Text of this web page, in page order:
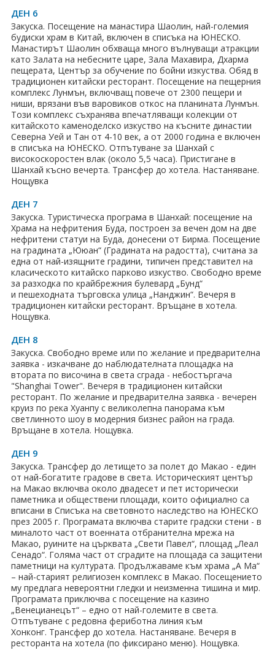
ДЕН 6
Закуска. Посещение на манастира Шаолин, най-големия
будиски храм в Китай, включен в списъка на ЮНЕСКО.
Манастирът Шаолин обхваща много вълнуващи атракции
като Залата на небесните царе, Зала Махавира, Дхарма
пещерата, Център за обучение по бойни изкуства. Обяд в
традиционен китайски ресторант. Посещение на пещерния
комплекс Лунмън, включващ повече от 2300 пещери и
ниши, врязани във варовиков откос на планината Лунмън.
Този комплекс съхранява впечатляващи колекции от
китайското каменоделско изкуство на късните династии
Северна Уей и Тан от 4-10 век, а от 2000 година е включен
в списъка на ЮНЕСКО. Отпътуване за Шанхай с
високоскоростен влак (около 5,5 часа). Пристигане в
Шанхай късно вечерта. Трансфер до хотела. Настаняване.
Нощувка
ДЕН 7
Закуска. Туристическа програма в Шанхай: посещение на
Храма на нефритения Буда, построен за вечен дом на две
нефритени статуи на Буда, донесени от Бирма. Посещение
на градината „Ююан“ (Градината на радостта), считана за
една от най-изящните градини, типичен представител на
класическото китайско парково изкуство. Свободно време
за разходка по крайбрежния булевард „Бунд“
и пешеходната търговска улица „Нaнджин“. Вечеря в
традиционен китайски ресторант. Връщане в хотела.
Нощувка.
ДЕН 8
Закуска. Свободно време или по желание и предварителна
заявка - изкачване до наблюдателната площадка на
втората по височина в света сграда - небостъргача
"Shanghai Tower". Вечеря в традиционен китайски
ресторант. По желание и предварителна заявка - вечерен
круиз по река Хуанпу с великолепна панорама към
светлинното шоу в модерния бизнес район на града.
Връщане в хотела. Нощувка.
ДЕН 9
Закуска. Трансфер до летището за полет до Макао - един
от най-богатите градове в света. Историческият център
на Макао включва около двадесет и пет исторически
паметника и обществени площади, които официално са
вписани в Списъка на световното наследство на ЮНЕСКО
през 2005 г. Програмата включва старите градски стени - в
миналото част от военната отбранителна мрежа на
Макао, руините на църквата „Свети Павел“, площад „Леал
Сенадо“. Голяма част от сградите на площада са защитени
паметници на културата. Продължаваме към храма „A Мa“
– най-старият религиозен комплекс в Макао. Посещението
му предлага невероятни гледки и неизменна тишина и мир.
Програмата приключва с посещение на казино
„Венецианецът“ – едно от най-големите в света.
Отпътуване с редовна фериботна линия към
Хонконг. Трансфер до хотела. Настаняване. Вечеря в
ресторанта на хотела (по фиксирано меню). Нощувка.